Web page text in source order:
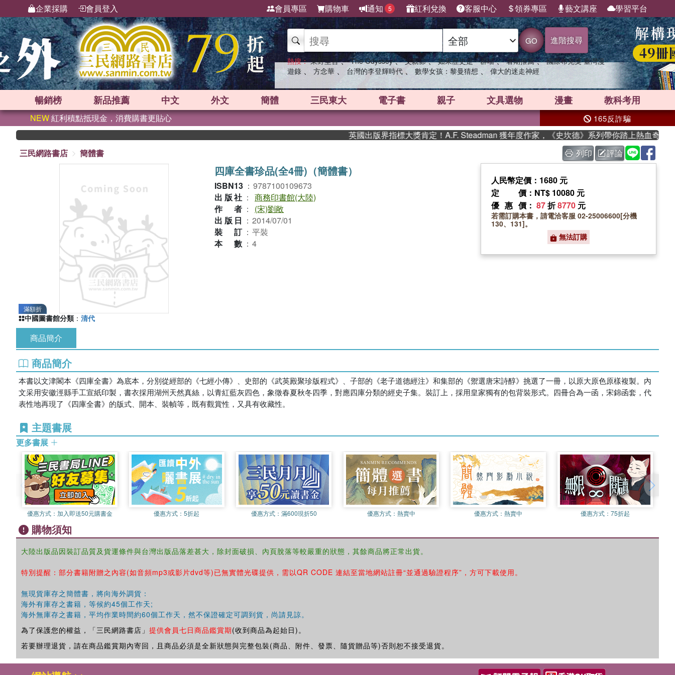
企業採購 會員登入 會員專區 購物車 通知 5 紅利兌換 客服中心 領券專區 藝文講座 學習平台
GO 進階搜尋
熱搜： 東野圭吾 、 The Odyssey 、 父親節 、 如果歷史是一群喵 、 暑期推薦 、 國際布克獎 臺灣漫
遊錄 、 方念華 、 台灣的李登輝時代 、 數學女孩：黎曼猜想 、 偉大的迷走神經
暢銷榜 新品推薦 中文 外文 簡體 三民東大 電子書 親子 文具選物 漫畫 教科考用
NEW紅利積點抵現金，消費購書更貼心 165反詐騙
英國出版界指標大獎肯定！A.F. Steadman 獲年度作家，《史坎德》系列帶你踏上熱血奇幻旅程
三民網路書店
簡體書 列印 評論
滿額折
四庫全書珍品(全4冊)（簡體書）
ISBN13 ： 9787100109673
出版社 ： 商務印書館(大陸)
作者 ：
(宋)劉敞
出版日 ： 2014/07/01
裝訂 ： 平裝
本數 ： 4
人民幣定價：1680 元
定價 ：NT$ 10080 元
優惠價 ： 87折8770 元
若需訂購本書，請電洽客服 02-25006600[分機
130、131]。
無法訂購
中國圖書館分類 ： 清代
商品簡介
商品簡介
本書以文津閣本《四庫全書》為底本，分別從經部的《七經小傳》、史部的《武英殿聚珍版程式》、子部的《老子道德經注》和集部的《禦選唐宋詩醇》挑選了一冊，以原大原色原樣複製。內
文采用安徽涇縣手工宣紙印製，書衣採用湖州天然真絲，以青紅藍灰四色，象徵春夏秋冬四季，對應四庫分類的經史子集。裝訂上，採用皇家獨有的包背裝形式。四冊合為一函，宋錦函套，代
表性地再現了《四庫全書》的版式、開本、裝幀等，既有觀賞性，又具有收藏性。
主題書展
更多書展
優惠方式： 加入即送50元購書金 優惠方式：5折起 優惠方式： 滿600現折50 優惠方式： 熱賣中 優惠方式： 熱賣中 優惠方式：75折起
購物須知
大陸出版品因裝訂品質及貨運條件與台灣出版品落差甚大，除封面破損、內頁脫落等較嚴重的狀態，其餘商品將正常出貨。
特別提醒：部分書籍附贈之內容(如音頻mp3或影片dvd等)已無實體光碟提供，需以QR CODE 連結至當地網站註冊“並通過驗證程序”，方可下載使用。
無現貨庫存之簡體書，將向海外調貨：
海外有庫存之書籍，等候約45個工作天;
海外無庫存之書籍，平均作業時間約60個工作天，然不保證確定可調到貨，尚請見諒。
為了保護您的權益，「三民網路書店」 提供會員七日商品鑑賞期(收到商品為起始日)。
若要辦理退貨，請在商品鑑賞期內寄回，且商品必須是全新狀態與完整包裝(商品、附件、發票、隨貨贈品等)否則恕不接受退貨。